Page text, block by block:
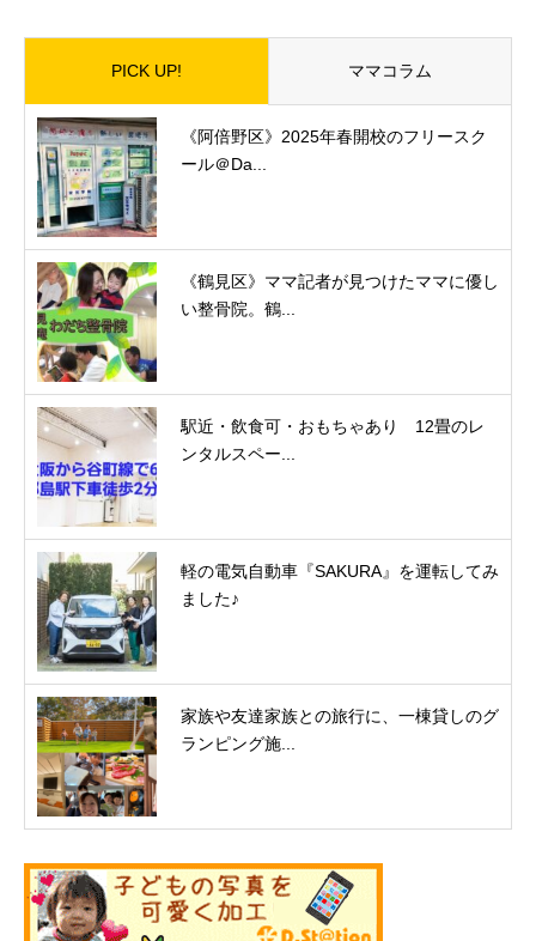
PICK UP! ママコラム
《阿倍野区》2025年春開校のフリースク
ール＠Da...
《鶴見区》ママ記者が見つけたママに優し
い整骨院。鶴...
駅近・飲食可・おもちゃあり 12畳のレ
ンタルスペー...
軽の電気自動車『SAKURA』を運転してみ
ました♪
家族や友達家族との旅行に、一棟貸しのグ
ランピング施...